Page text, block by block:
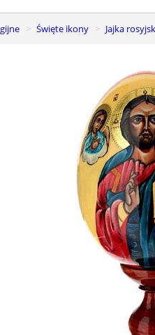
Święte ikony Jajka